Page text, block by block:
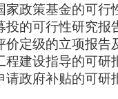
家政策基金的可行
投的可行性研究报
价定级的立项报告
程建设指导的可研
请政府补贴的可研